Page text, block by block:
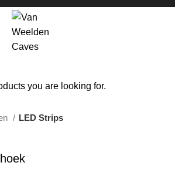
LED Strips
you are looking for.